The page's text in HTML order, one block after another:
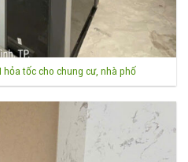
tốc cho chung cư, nhà phố